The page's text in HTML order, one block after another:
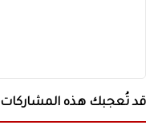
قد تُعجبك هذه المشاركات